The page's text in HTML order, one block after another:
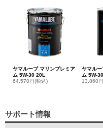
ヤマルーブ マリンプレミア
ム 5W-30 20L
64,570円(税込)
ヤマル
ム 5W-
13,860
サポート情報